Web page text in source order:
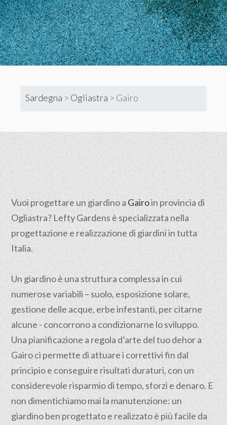
Sardegna > Ogliastra > Gairo
Vuoi progettare un giardino aGairoin provincia di
Ogliastra? Lefty Gardens è specializzata nella
progettazione e realizzazione di giardini in tutta
Italia.
Un giardino è una struttura complessa in cui
numerose variabili – suolo, esposizione solare,
gestione delle acque, erbe infestanti, per citarne
alcune - concorrono a condizionarne lo sviluppo.
Una pianificazione a regola d’arte del tuo dehor a
Gairo ci permette di attuare i correttivi fin dal
principio e conseguire risultati duraturi, con un
considerevole risparmio di tempo, sforzi e denaro. E
non dimentichiamo mai la manutenzione: un
giardino ben progettato e realizzato è più facile da